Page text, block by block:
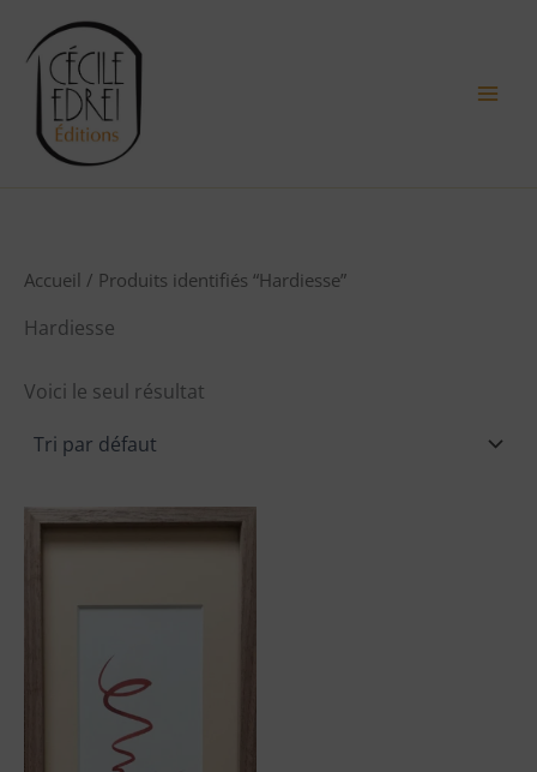
contenu
Accueil / Produits identifiés “Hardiesse”
Hardiesse
Voici le seul résultat